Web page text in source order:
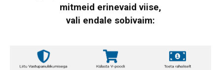
mitmeid erinevaid viise,
vali endale sobivaim: